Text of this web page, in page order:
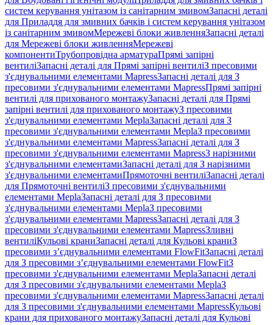
систем керування унітазом із санітарним змивомЗапасні деталі
для Приладдя для змивних бачків і систем керування унітазом
із санітарним змивомМережеві блоки живленняЗапасні деталі
для Мережеві блоки живленняМережеві
компонентиТрубопровідна арматураПрямі запірні
вентиліЗапасні деталі для Прямі запірні вентиліЗ пресовими
з'єднувальними елементами MapressЗапасні деталі для З
пресовими з'єднувальними елементами MapressПрямі запірні
вентилі для прихованого монтажуЗапасні деталі для Прямі
запірні вентилі для прихованого монтажуЗ пресовими
з'єднувальними елементами MeplaЗапасні деталі для З
пресовими з'єднувальними елементами MeplaЗ пресовими
з'єднувальними елементами MapressЗапасні деталі для З
пресовими з'єднувальними елементами MapressЗ нарізними
з'єднувальними елементамиЗапасні деталі для З нарізними
з'єднувальними елементамиПрямоточні вентиліЗапасні деталі
для Прямоточні вентиліЗ пресовими з'єднувальними
елементами MeplaЗапасні деталі для З пресовими
з'єднувальними елементами MeplaЗ пресовими
з'єднувальними елементами MapressЗапасні деталі для З
пресовими з'єднувальними елементами MapressЗливні
вентиліКульові краниЗапасні деталі для Кульові краниЗ
пресовими з’єднувальними елементами FlowFitЗапасні деталі
для З пресовими з’єднувальними елементами FlowFitЗ
пресовими з'єднувальними елементами MeplaЗапасні деталі
для З пресовими з'єднувальними елементами MeplaЗ
пресовими з'єднувальними елементами MapressЗапасні деталі
для З пресовими з'єднувальними елементами MapressКульові
крани для прихованого монтажуЗапасні деталі для Кульові